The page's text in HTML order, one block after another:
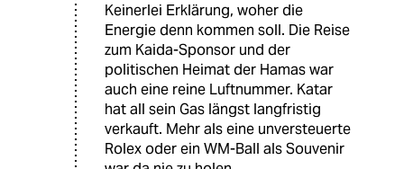
Keinerlei Erklärung, woher die
Energie denn kommen soll. Die Reise
zum Kaida-Sponsor und der
politischen Heimat der Hamas war
auch eine reine Luftnummer. Katar
hat all sein Gas längst langfristig
verkauft. Mehr als eine unversteuerte
Rolex oder ein WM-Ball als Souvenir